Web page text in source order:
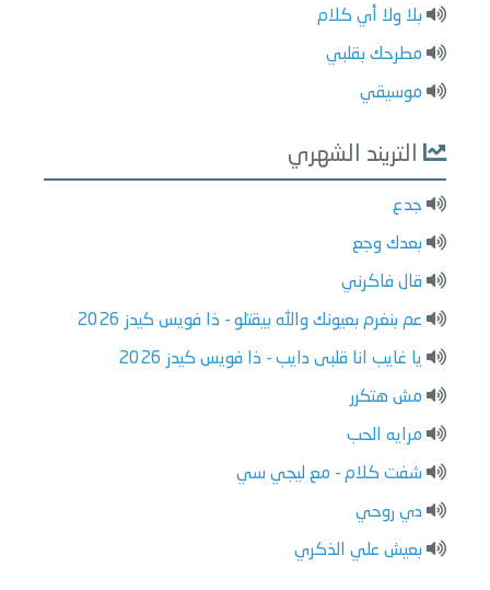
بلا ولا أي كلام
مطرحك بقلبي
موسيقي
التريند الشهري
جدع
بعدك وجع
قال فاكرني
عم بنغرم بعيونك والله بيقتلو - ذا فويس كيدز 2026
يا غايب انا قلبى دايب - ذا فويس كيدز 2026
مش هتكرر
مرايه الحب
شفت كلام - مع ليجي سي
دي روحي
بعيش علي الذكري